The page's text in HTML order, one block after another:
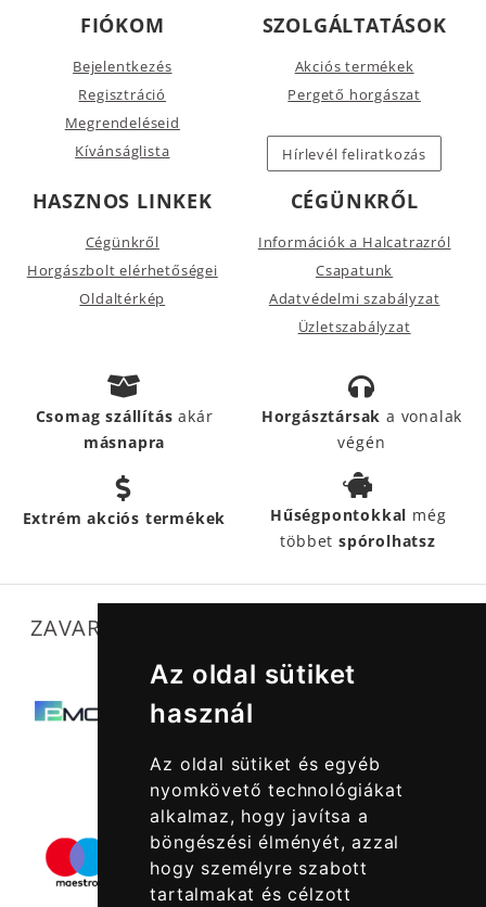
Az oldal sütiket
használ
Az oldal sütiket és egyéb
nyomkövető technológiákat
alkalmaz, hogy javítsa a
böngészési élményét, azzal
hogy személyre szabott
tartalmakat és célzott
FIÓKOM
Bejelentkezés
Regisztráció
Megrendeléseid
Kívánságlista
SZOLGÁLTATÁSOK
Akciós termékek
Pergető horgászat
Hírlevél feliratkozás
HASZNOS LINKEK
Cégünkről
Horgászbolt elérhetőségei
Oldaltérkép
CÉGÜNKRŐL
Információk a Halcatrazról
Csapatunk
Adatvédelmi szabályzat
Üzletszabályzat
Csomag szállításakár
másnapra
Horgásztársak a vonalak
végén
Extrém akciós termékek Hűségpontokkal még
többetspórolhatsz
ZAVARTALAN MŰKÖDÉSÜNKET SEGÍTIK